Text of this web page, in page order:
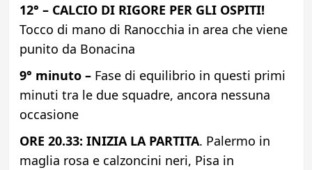
12° – CALCIO DI RIGORE PER GLI OSPITI!
Tocco di mano di Ranocchia in area che viene
punito da Bonacina
9° minuto –Fase di equilibrio in questi primi
minuti tra le due squadre, ancora nessuna
occasione
ORE 20.33: INIZIA LA PARTITA. Palermo in
maglia rosa e calzoncini neri, Pisa in